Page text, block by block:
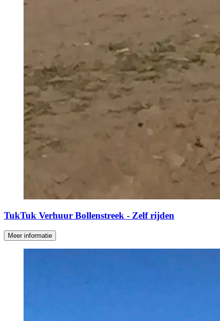
TukTuk Verhuur Bollenstreek - Zelf rijden
Meer informatie